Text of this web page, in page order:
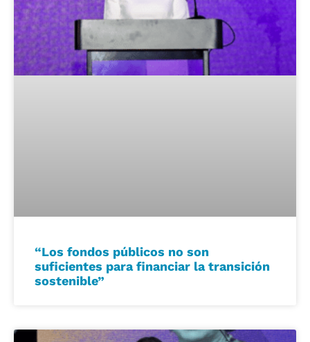
“Los fondos públicos no son
suficientes para financiar la transición
sostenible”